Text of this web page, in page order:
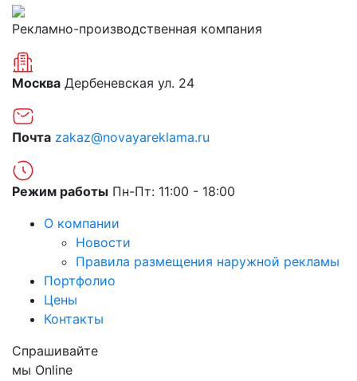
Рекламно-производственная компания
Москва Дербеневская ул. 24
Почта zakaz@novayareklama.ru
Режим работы Пн-Пт: 11:00 - 18:00
О компании
Новости
Правила размещения наружной рекламы
Портфолио
Цены
Контакты
Спрашивайте
мы Online